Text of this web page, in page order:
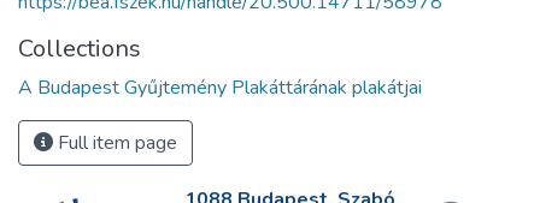
Collections
A Budapest Gyűjtemény Plakáttárának plakátjai
Full item page